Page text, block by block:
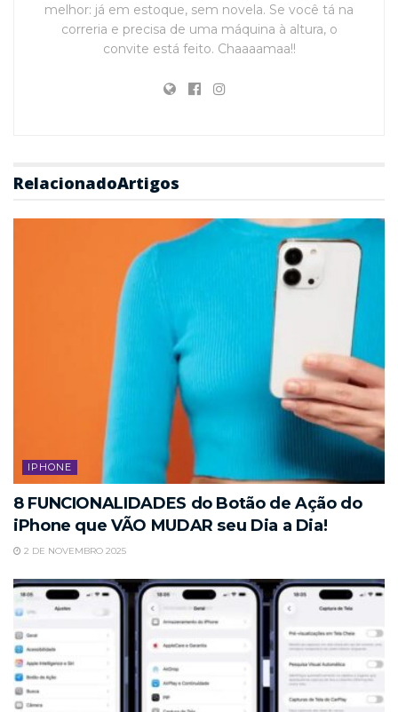
melhor: já em estoque, sem novela. Se você tá na
correria e precisa de uma máquina à altura, o
convite está feito. Chaaaamaa!!
RelacionadoArtigos
IPHONE
8 FUNCIONALIDADES do Botão de Ação do
iPhone que VÃO MUDAR seu Dia a Dia!
2 DE NOVEMBRO 2025